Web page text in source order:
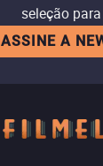
seleção
ASSINE A